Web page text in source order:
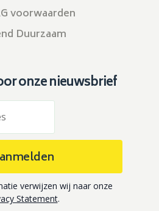
voorwaarden
Duurzaam
onze nieuwsbrief
verwijzen wij naar onze
Statement.